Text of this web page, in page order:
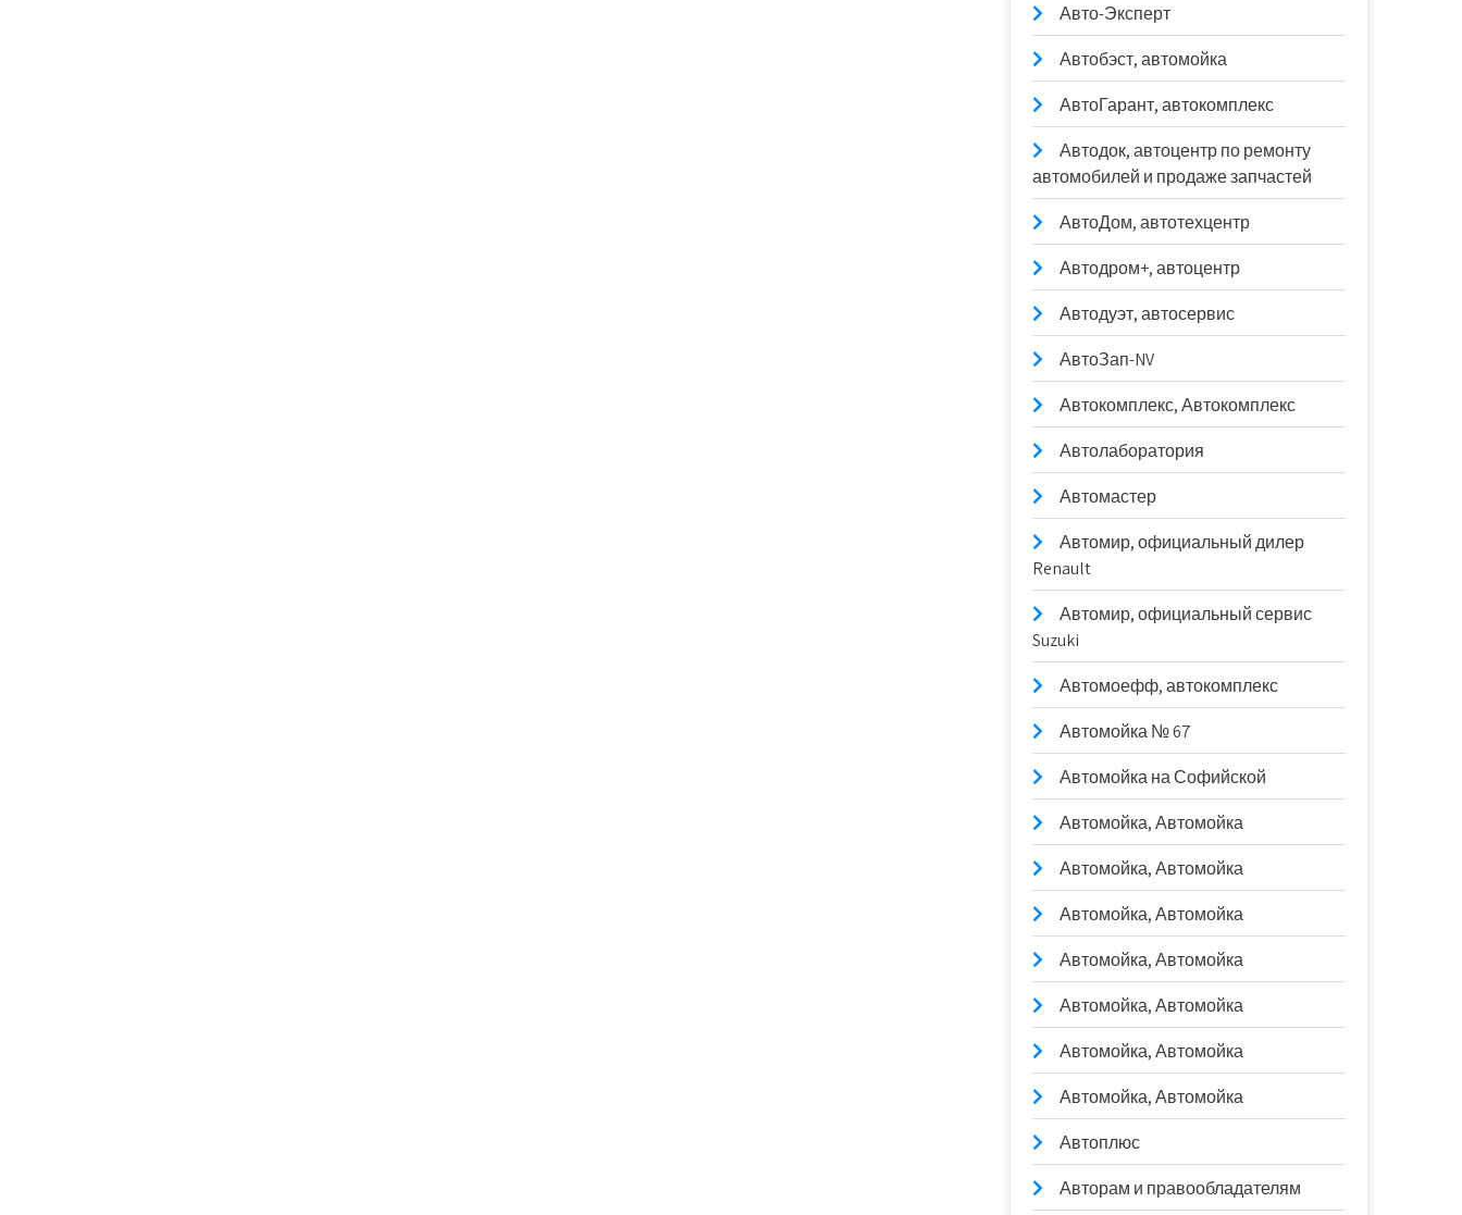
Авто-Эксперт
Автобэст, автомойка
АвтоГарант, автокомплекс
Автодок, автоцентр по ремонту
автомобилей и продаже запчастей
АвтоДом, автотехцентр
Автодром+, автоцентр
Автодуэт, автосервис
АвтоЗап-NV
Автокомплекс, Автокомплекс
Автолаборатория
Автомастер
Автомир, официальный дилер
Renault
Автомир, официальный сервис
Suzuki
Автомоефф, автокомплекс
Автомойка № 67
Автомойка на Софийской
Автомойка, Автомойка
Автомойка, Автомойка
Автомойка, Автомойка
Автомойка, Автомойка
Автомойка, Автомойка
Автомойка, Автомойка
Автомойка, Автомойка
Автоплюс
Авторам и правообладателям